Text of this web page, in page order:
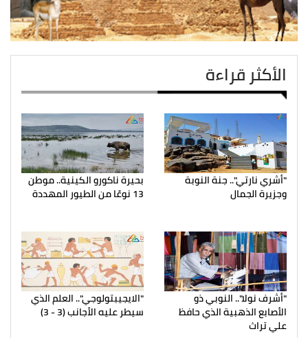
الأكثر قراءة
"أشري نارتي".. جنة النوبة
وجزيرة الجمال
بحيرة ناكورو الكينية.. موطن
13 نوعًا من الطيور المهددة
"أشرف نولا".. النوبي ذو
الأصابع الذهبية الذي حافظ
علي تراث
"الايجيبتولوجي".. العلم الذي
سيطر عليه الأجانب (3 - 3)